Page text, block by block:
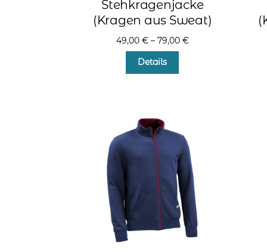
Stehkragenjacke
(Kragen aus Sweat)
49,00 €– 79,00 €
Details
Die
Optionen
können
auf
der
Produktseite
gewählt
werden